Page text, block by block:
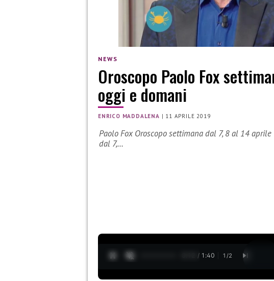
NEWS
Oroscopo Paolo Fox
oggi e domani
ENRICO MADDALENA | 11 APRILE 2019
Paolo Fox Oroscopo settimana dal 7, 8 al 14
dal 7,…
0:13 / 1:40 1 /2